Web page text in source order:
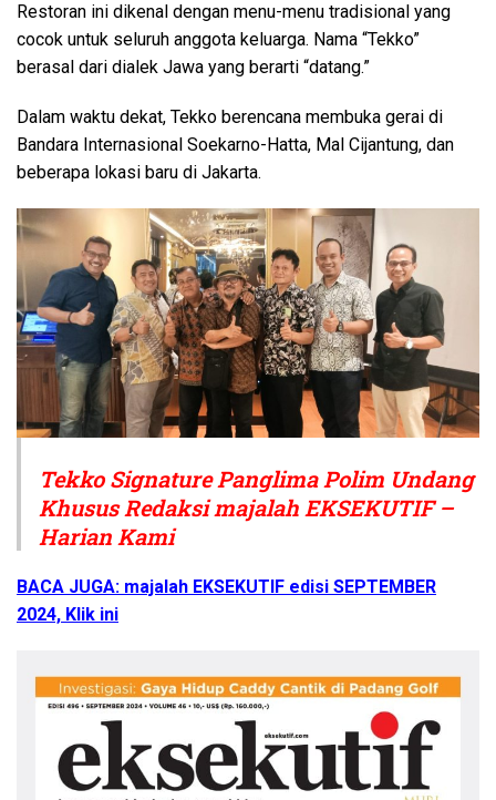
Restoran ini dikenal dengan menu-menu tradisional yang
cocok untuk seluruh anggota keluarga. Nama “Tekko”
berasal dari dialek Jawa yang berarti “datang.”
Dalam waktu dekat, Tekko berencana membuka gerai di
Bandara Internasional Soekarno-Hatta, Mal Cijantung, dan
beberapa lokasi baru di Jakarta.
Tekko Signature Panglima Polim Undang
Khusus Redaksi majalah EKSEKUTIF –
Harian Kami
BACA JUGA: majalah EKSEKUTIF edisi SEPTEMBER
2024, Klik ini